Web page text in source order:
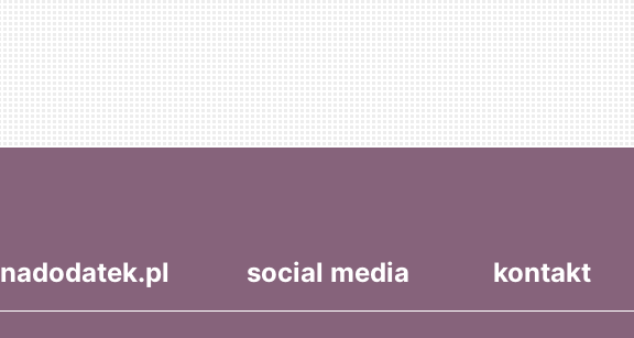
nadodatek.pl social media kontakt